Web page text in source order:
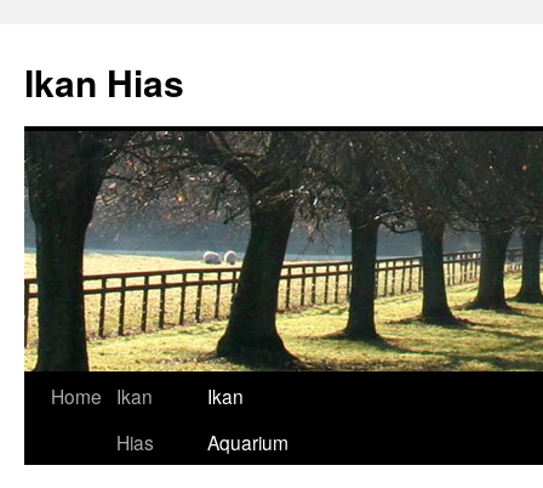
content
Ikan Hias
Home
Ikan
Hias
Ikan
Aquarium